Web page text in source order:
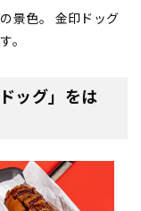
景色。 金印ドッグ
。
ッグ」をは